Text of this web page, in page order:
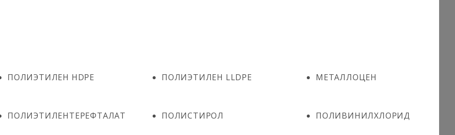
ПОЛИЭТИЛЕН HDPE ПОЛИЭТИЛЕН LLDPE МЕТАЛЛОЦЕН
ПОЛИЭТИЛЕНТЕРЕФТАЛАТ ПОЛИСТИРОЛ ПОЛИВИНИЛХЛОРИД